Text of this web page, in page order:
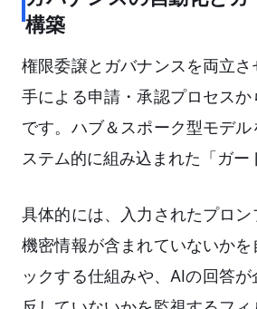
構築
権限委譲とガバナンスを両立さ
手による申請・承認プロセス
です。ハブ＆スポーク型モデ
ステム的に組み込まれた「ガー
具体的には、入力されたプロ
機密情報が含まれていないかを
ックする仕組みや、AIの回答